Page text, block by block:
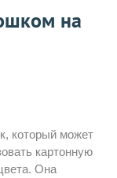
на
который может
картонную
Она